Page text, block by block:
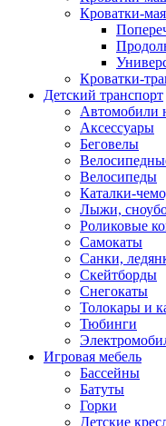
Кроватки-
Кроватки-
Детский транспорт
Автомобили
Аксессуары
Беговелы
Велосипеды
Каталки-
Лыжи,
Роликовые
Самокаты
Санки,
Скейтборды
Снегокаты
Толокары и
Тюбинги
Игровая мебель
Бассейны
Батуты
Горки
Детские